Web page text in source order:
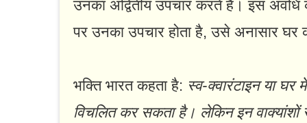
उनका अद्वितीय उपचार करते हैं। इस
पर उनका उपचार होता है, उसे अनासार घर
भक्ति भारत कहता है: स्व-क्वारंटाइन या
विचलित कर सकता है। लेकिन इन